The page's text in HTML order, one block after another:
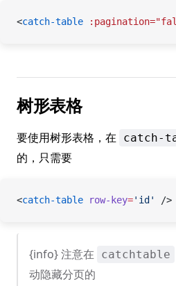
<catch-table
树形表格
要使用树形表格，在 catch-
的，只需要
<catch-table row-key='id' />
{info} 注意在 catchtable
动隐藏分页的